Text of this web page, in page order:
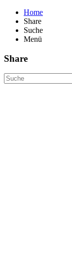
Home
Share
Suche
Menü
Share